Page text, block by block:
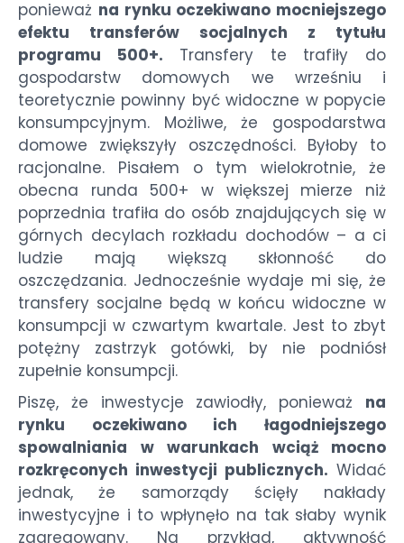
ponieważ na rynku oczekiwano mocniejszego
efektu transferów socjalnych z tytułu
programu 500+. Transfery te trafiły do
gospodarstw domowych we wrześniu i
teoretycznie powinny być widoczne w popycie
konsumpcyjnym. Możliwe, że gospodarstwa
domowe zwiększyły oszczędności. Byłoby to
racjonalne. Pisałem o tym wielokrotnie, że
obecna runda 500+ w większej mierze niż
poprzednia trafiła do osób znajdujących się w
górnych decylach rozkładu dochodów – a ci
ludzie mają większą skłonność do
oszczędzania. Jednocześnie wydaje mi się, że
transfery socjalne będą w końcu widoczne w
konsumpcji w czwartym kwartale. Jest to zbyt
potężny zastrzyk gotówki, by nie podniósł
zupełnie konsumpcji.
Piszę, że inwestycje zawiodły, ponieważ na
rynku oczekiwano ich łagodniejszego
spowalniania w warunkach wciąż mocno
rozkręconych inwestycji publicznych. Widać
jednak, że samorządy ścięły nakłady
inwestycyjne i to wpłynęło na tak słaby wynik
zagregowany. Na przykład, aktywność